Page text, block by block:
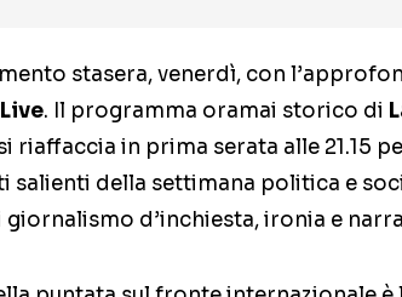
stasera, venerdì, con
. Il programma oramai storico di
riaffaccia in prima serata alle 21.15
salienti della settimana politica e
d’inchiesta, ironia e